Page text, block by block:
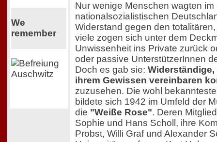
We
remember
Nur wenige Menschen wagten im
nationalsozialistischen
Widerstand gegen den
viele zogen sich unter dem
Unwissenheit ins Private zurück
oder passive UnterstützerInnen
Doch es gab sie:
ihrem Gewissen vereinbaren
zuzusehen. Die wohl
bildete sich 1942 im Umfeld der
die "Weiße Rose". Deren
Sophie und Hans Scholl, ihre
Probst, Willi Graf und Alexander